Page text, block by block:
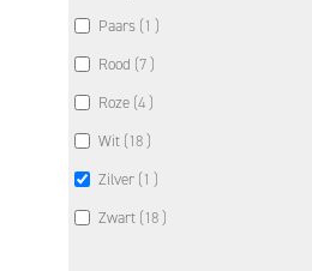
Paars 1 item
Rood 7items
Roze 4items
Wit 18items
Zilver 1 item
Zwart 18items